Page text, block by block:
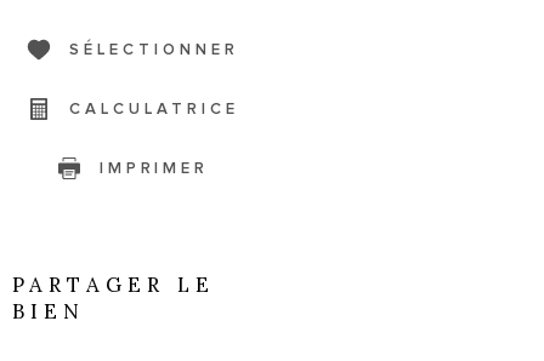
SÉLECTIONNER
CALCULATRICE
IMPRIMER
PARTAGER LE
BIEN